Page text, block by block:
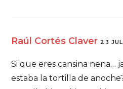
Raúl Cortés Claver 23
Si que eres cansina nena…
estaba la tortilla de